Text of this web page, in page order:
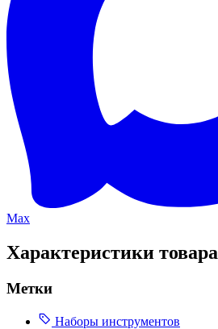
Max
Характеристики товара
Метки
Наборы инструментов